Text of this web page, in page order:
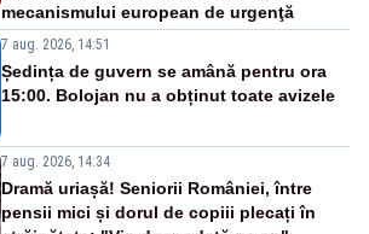
mecanismului european de urgenţă
7 aug. 2026, 14:51
Ședința de guvern se amână pentru ora
15:00. Bolojan nu a obținut toate avizele
7 aug. 2026, 14:34
Dramă uriașă! Seniorii României, între
pensii mici și dorul de copiii plecați în